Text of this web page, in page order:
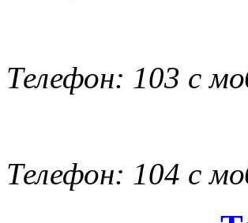
Телефон: 103 с
Телефон: 104 с